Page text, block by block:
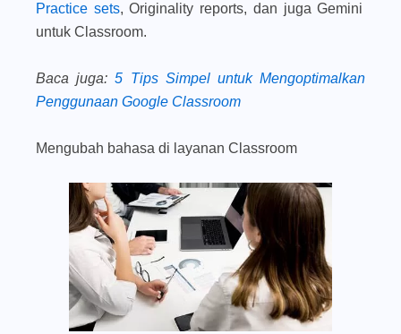
Practice sets, Originality reports, dan juga Gemini
untuk Classroom.
Baca juga: 5 Tips Simpel untuk Mengoptimalkan
Penggunaan Google Classroom
Mengubah bahasa di layanan Classroom